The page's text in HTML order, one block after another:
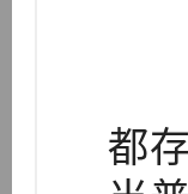
中
都